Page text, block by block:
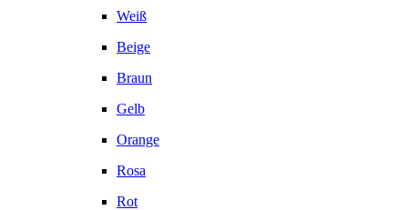
Weiß
Beige
Braun
Gelb
Orange
Rosa
Rot